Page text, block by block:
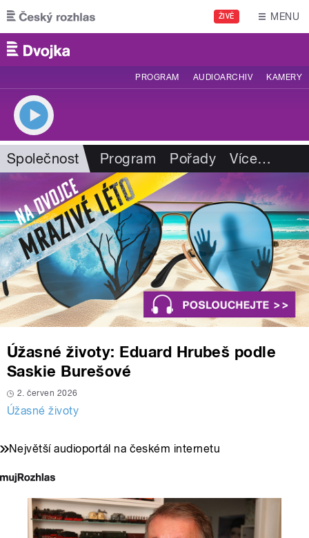
Přejít k hlavnímu obsahu
ŽIVĚ MENU
PROGRAM AUDIOARCHIV KAMERY
Společnost Program Pořady Více…
Úžasné životy: Eduard Hrubeš podle
Saskie Burešové
2. červen 2026
Úžasné životy
Největší audioportál na českém internetu